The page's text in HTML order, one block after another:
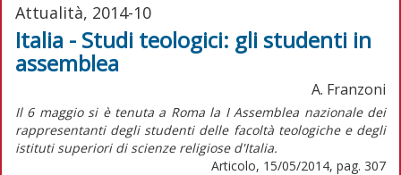
Attualità, 2014-10
Italia - Studi teologici: gli studenti in
assemblea
A. Franzoni
Il 6 maggio si è tenuta a Roma la I Assemblea nazionale dei
rappresentanti degli studenti delle facoltà teologiche e degli
istituti superiori di scienze religiose d'Italia.
Articolo, 15/05/2014, pag. 307